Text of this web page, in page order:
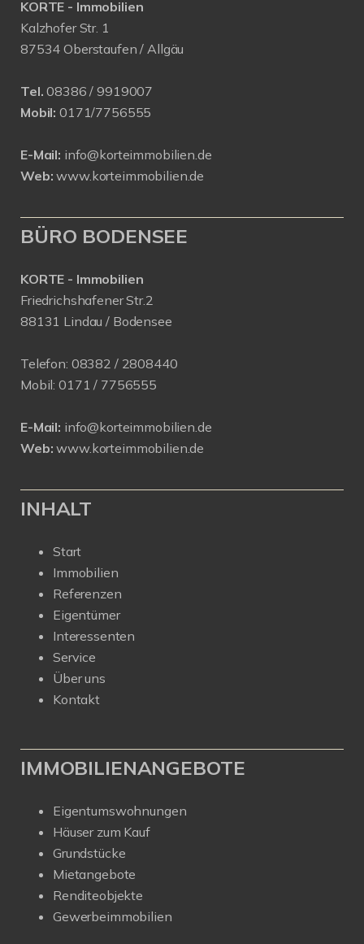
KORTE - Immobilien
Kalzhofer Str. 1
87534 Oberstaufen / Allgäu
Tel. 08386 / 9919007
Mobil: 0171/7756555
E-Mail: info@korteimmobilien.de
Web: www.korteimmobilien.de
BÜRO BODENSEE
KORTE - Immobilien
Friedrichshafener Str.2
88131 Lindau / Bodensee
Telefon: 08382 / 2808440
Mobil: 0171 / 7756555
E-Mail: info@korteimmobilien.de
Web: www.korteimmobilien.de
INHALT
Start
Immobilien
Referenzen
Eigentümer
Interessenten
Service
Über uns
Kontakt
IMMOBILIENANGEBOTE
Eigentumswohnungen
Häuser zum Kauf
Grundstücke
Mietangebote
Renditeobjekte
Gewerbeimmobilien